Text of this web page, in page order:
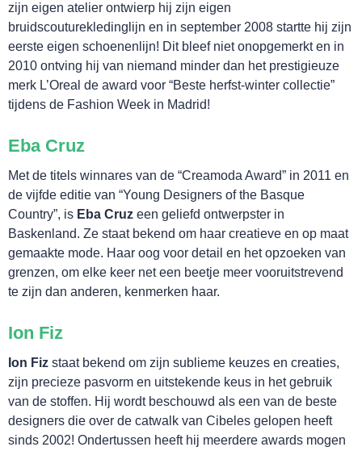
SLAAP LEKKER!
zijn eigen atelier ontwierp hij zijn eigen
bruidscouturekledinglijn en in september 2008 startte hij zijn
eerste eigen schoenenlijn! Dit bleef niet onopgemerkt en in
2010 ontving hij van niemand minder dan het prestigieuze
merk L’Oreal de award voor “Beste herfst-winter collectie”
tijdens de Fashion Week in Madrid!
Eba Cruz
Met de titels winnares van de “Creamoda Award” in 2011 en
de vijfde editie van “Young Designers of the Basque
Country”, is Eba Cruz een geliefd ontwerpster in
Baskenland. Ze staat bekend om haar creatieve en op maat
gemaakte mode. Haar oog voor detail en het opzoeken van
grenzen, om elke keer net een beetje meer vooruitstrevend
te zijn dan anderen, kenmerken haar.
Ion Fiz
Ion Fiz staat bekend om zijn sublieme keuzes en creaties,
zijn precieze pasvorm en uitstekende keus in het gebruik
van de stoffen. Hij wordt beschouwd als een van de beste
designers die over de catwalk van Cibeles gelopen heeft
sinds 2002! Ondertussen heeft hij meerdere awards mogen